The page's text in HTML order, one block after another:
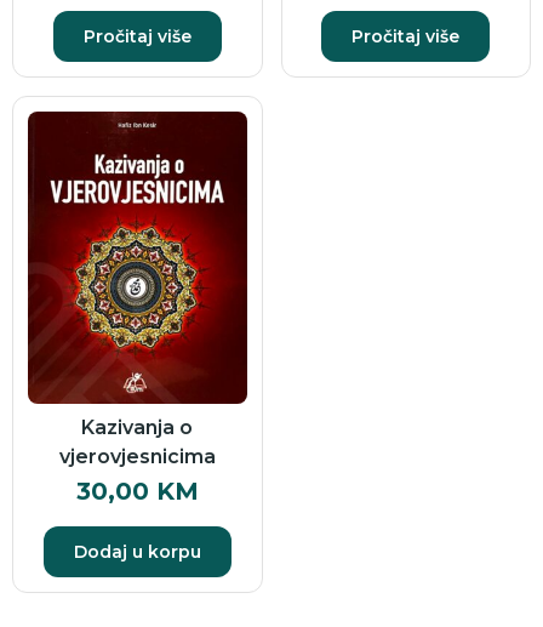
Pročitaj više Pročitaj više
Kazivanja o
vjerovjesnicima
30,00 KM
Dodaj u korpu